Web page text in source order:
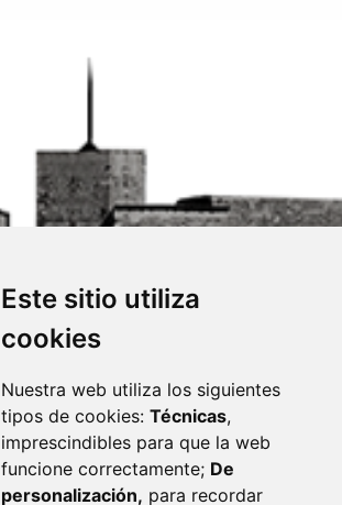
Este sitio utiliza
cookies
Nuestra web utiliza los siguientes
tipos de cookies: Técnicas,
imprescindibles para que la web
funcione correctamente; De
personalización, para recordar
22400 MONZÓN - ARAGÓN (ESPAÑA)
· (34) 974 400 700 ·